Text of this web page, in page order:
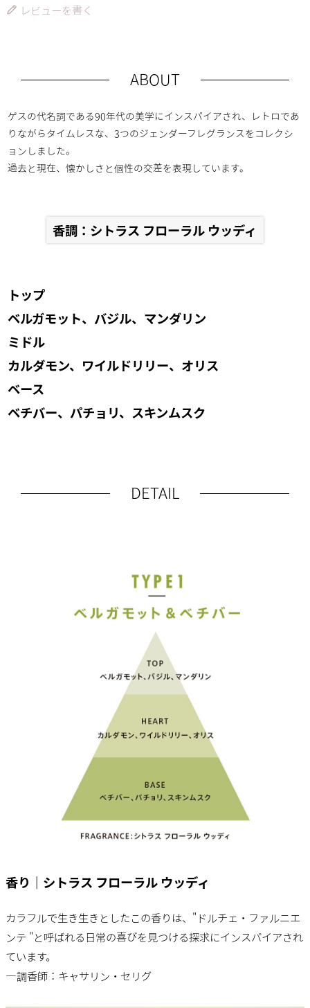
レビューを書く
ABOUT
ゲスの代名詞である90年代の美学にインスパイアされ、レトロであ
りながらタイムレスな、3つのジェンダーフレグランスをコレクシ
ョンしました。
過去と現在、懐かしさと個性の交差を表現しています。
香調：シトラス フローラル ウッディ
トップ
ベルガモット、バジル、マンダリン
ミドル
カルダモン、ワイルドリリー、オリス
ベース
ベチバー、パチョリ、スキンムスク
DETAIL
香り｜シトラス フローラル ウッディ
カラフルで生き生きとしたこの香りは、"ドルチェ・ファルニエ
ンテ "と呼ばれる日常の喜びを見つける探求にインスパイアされ
ています。
―調香師：キャサリン・セリグ